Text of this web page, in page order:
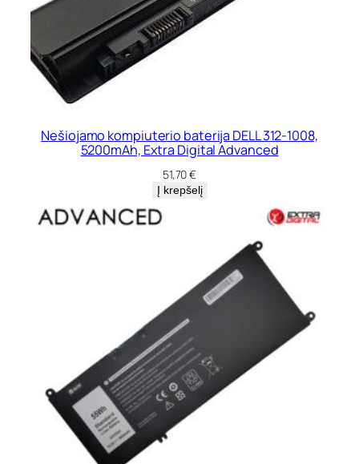
Nešiojamo kompiuterio baterija DELL 312-1008,
5200mAh, Extra Digital Advanced
51,70€
Į krepšelį